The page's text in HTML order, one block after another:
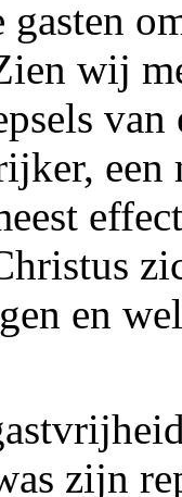
wij
een
en
zijn